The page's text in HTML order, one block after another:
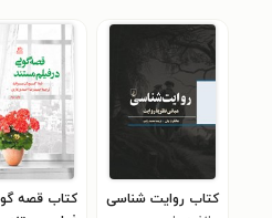
کتاب روایت شناسی
کتاب قصه